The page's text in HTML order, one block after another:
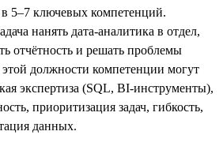
5–7 ключевых компетенций.
нанять дата-аналитика в отдел,
отчётность и решать проблемы
должности компетенции могут
экспертиза (SQL, BI-инструменты),
приоритизация задач, гибкость,
данных.